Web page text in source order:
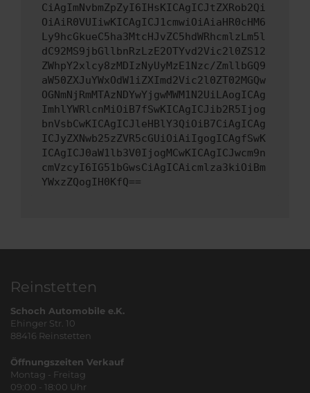
CiAgImNvbmZpZyI6IHsKICAgICJtZXRob2Qi
OiAiR0VUIiwKICAgICJ1cmwiOiAiaHR0cHM6
Ly9hcGkueC5ha3MtcHJvZC5hdWRhcmlzLm5l
dC92MS9jbGllbnRzLzE2OTYvd2Vic2l0ZS12
ZWhpY2xlcy8zMDIzNyUyMzE1Nzc/ZmllbGQ9
aW50ZXJuYWxOdW1iZXImd2Vic2l0ZT02MGQw
OGNmNjRmMTAzNDYwYjgwMWM1N2UiLAogICAg
ImhlYWRlcnMiOiB7fSwKICAgICJib2R5Ijog
bnVsbCwKICAgICJleHBlY3QiOiB7CiAgICAg
ICJyZXNwb25zZVR5cGUiOiAiIgogICAgfSwK
ICAgICJ0aW1lb3V0IjogMCwKICAgICJwcm9n
cmVzcyI6IG51bGwsCiAgICAicmlza3kiOiBm
YWxzZQogIH0KfQ==
Reinstetten
Schoch Automobile e.K.
Ehinger Str. 10
88416 Reinstetten
Öffnungszeiten Verkauf
Montag - Freitag
09:00 - 18:00 Uhr